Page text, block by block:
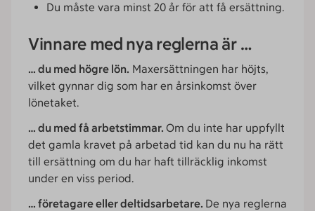
Du måste vara minst 20 år för att få ersättning.
Vinnare med nya reglerna är …
… du med högre lön. Maxersättningen har höjts,
vilket gynnar dig som har en årsinkomst över
lönetaket.
… du med få arbetstimmar. Om du inte har uppfyllt
det gamla kravet på arbetad tid kan du nu ha rätt
till ersättning om du har haft tillräcklig inkomst
under en viss period.
… företagare eller deltidsarbetare. De nya reglerna